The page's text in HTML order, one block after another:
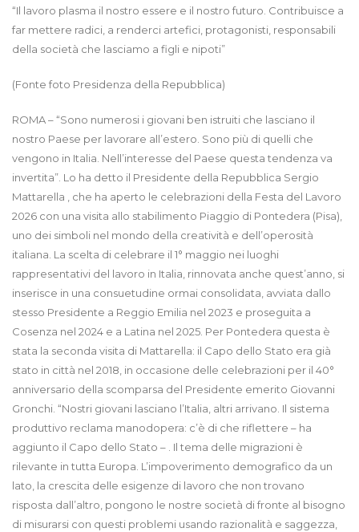
“Il lavoro plasma il nostro essere e il nostro futuro. Contribuisce a
far mettere radici, a renderci artefici, protagonisti, responsabili
della società che lasciamo a figli e nipoti”
(Fonte foto Presidenza della Repubblica)
ROMA – “Sono numerosi i giovani ben istruiti che lasciano il
nostro Paese per lavorare all’estero. Sono più di quelli che
vengono in Italia. Nell’interesse del Paese questa tendenza va
invertita”. Lo ha detto il Presidente della Repubblica Sergio
Mattarella , che ha aperto le celebrazioni della Festa del Lavoro
2026 con una visita allo stabilimento Piaggio di Pontedera (Pisa),
uno dei simboli nel mondo della creatività e dell’operosità
italiana. La scelta di celebrare il 1° maggio nei luoghi
rappresentativi del lavoro in Italia, rinnovata anche quest’anno, si
inserisce in una consuetudine ormai consolidata, avviata dallo
stesso Presidente a Reggio Emilia nel 2023 e proseguita a
Cosenza nel 2024 e a Latina nel 2025. Per Pontedera questa è
stata la seconda visita di Mattarella: il Capo dello Stato era già
stato in città nel 2018, in occasione delle celebrazioni per il 40°
anniversario della scomparsa del Presidente emerito Giovanni
Gronchi. “Nostri giovani lasciano l’Italia, altri arrivano. Il sistema
produttivo reclama manodopera: c’è di che riflettere – ha
aggiunto il Capo dello Stato – . Il tema delle migrazioni è
rilevante in tutta Europa. L’impoverimento demografico da un
lato, la crescita delle esigenze di lavoro che non trovano
risposta dall’altro, pongono le nostre società di fronte al bisogno
di misurarsi con questi problemi usando razionalità e saggezza,